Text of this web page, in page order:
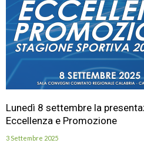
Lunedì 8 settembre la
Eccellenza e Promozione
3 Settembre 2025